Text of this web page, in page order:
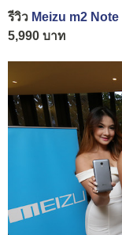
รีวิว Meizu m2 Note
5,990 บาท